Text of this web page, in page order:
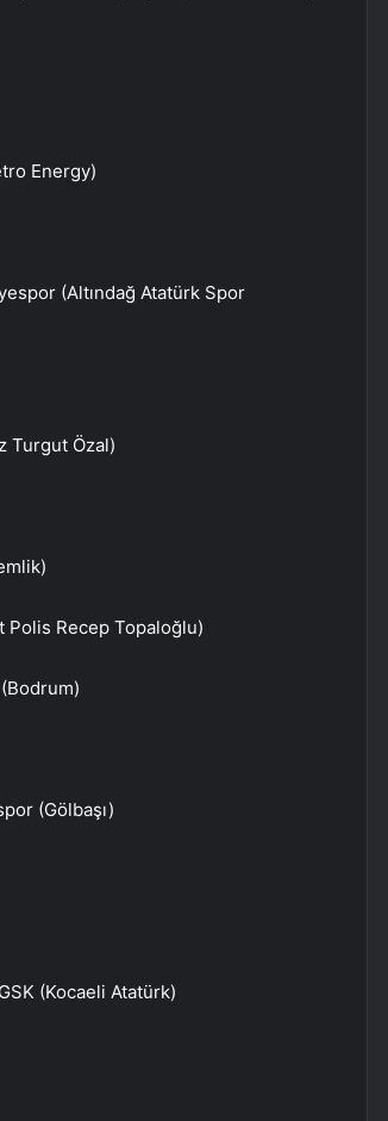
Energy)
(Altındağ Atatürk Spor
Turgut Özal)
Polis Recep Topaloğlu)
(Gölbaşı)
(Kocaeli Atatürk)